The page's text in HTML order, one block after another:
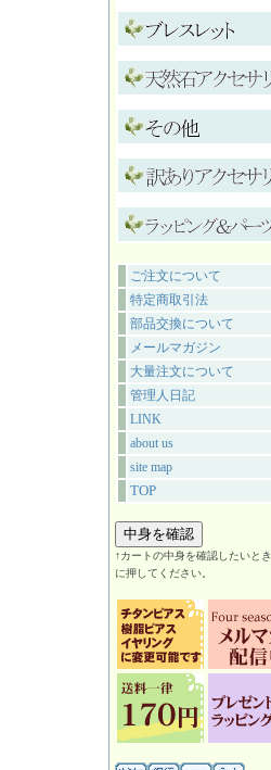
ご注文について
特定商取引法
部品交換について
メールマガジン
大量注文について
管理人日記
LINK
about us
site map
TOP
↑カートの中身を確認したいとき
に押してください。